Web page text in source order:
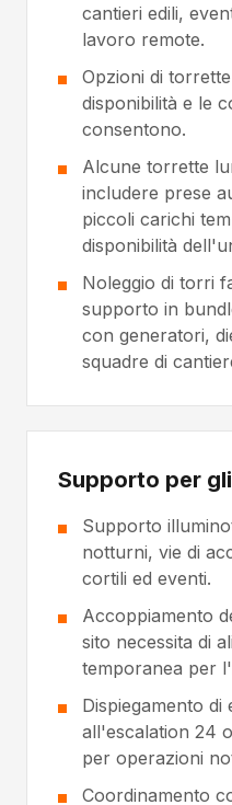
cantieri edili,
lavoro remote.
Opzioni di
disponibilità e le
consentono.
Alcune torrette
includere prese
piccoli carichi
disponibilità
Noleggio di torri
supporto in
con generatori,
squadre di
Supporto per
Supporto
notturni, vie di
cortili ed eventi.
Accoppiamento
sito necessita di
temporanea per
Dispiegamento
all'escalation 24
per operazioni
Coordinamento